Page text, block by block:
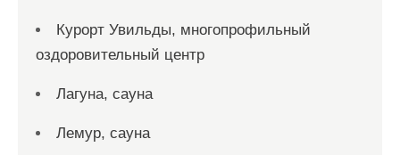
Курорт Увильды, многопрофильный
оздоровительный центр
Лагуна, сауна
Лемур, сауна